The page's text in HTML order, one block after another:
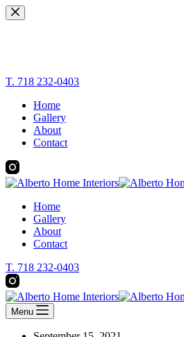
Skip
to
T. 718 232-0403
Home
Gallery
About
Contact
Home
Gallery
About
Contact
T. 718 232-0403
Menu